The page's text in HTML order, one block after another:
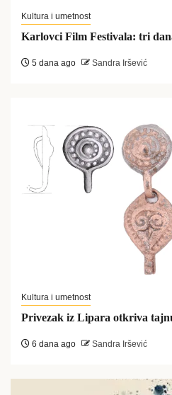
Kultura i umetnost
Karlovci Film Festivala: tri
5 dana ago Sandra Iršević
Kultura i umetnost
Privezak iz Lipara otkriva
6 dana ago Sandra Iršević